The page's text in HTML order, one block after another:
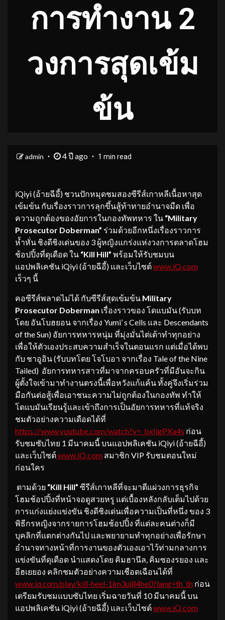
การทำงาน 2
วงการสุดเข้ม
ข้น
admin 4 ปี ago 1 min read
iQiyi (อ้ายฉีอี้) ชวนปักหมุดชมสองซีรีส์เกาหลีเนื้อหาสุด
เข้มข้น กับเรื่องราวการลุกขึ้นสู้ท้าทายอำนาจมืด เพื่อ
ความถูกต้องของอัยการในกองทัพทหาร ใน “Military
Prosecutor Doberman” ร่วมด้วยอีกหนึ่งเรื่องราวการ
ห้ำหั่น ชิงดีชิงเด่นของ 3 ผู้หญิงแกร่งแห่งวงการตลาดโฮม
ช้อปปิ้งที่ดุเดือด ใน “Kill Hill” พร้อมให้รับชมบน
แอปพลิเคชัน iQiyi (อ้ายฉีอี้) และเว็บไซต์www.iQ.com
เร็วๆ นี้
คอซีรีส์พลาดไม่ได้ กับซีรีส์สุดเข้มข้น Military
Prosecutor Doberman เรื่องราวของ โดแบมัน (รับบท
โดย อันโบฮยอน จากเรื่อง Yumi’ s Cells และ Descendants
of the Sun) อัยการทหารหนุ่ม ที่มุ่งมั่นไต่เต้าทำทุกอย่าง
เพื่อให้ตัวเองประสบความสำเร็จในตอนแรก แต่เมื่อได้พบ
กับ ชาอูอิน (รับบทโดย โจโบอา จากเรื่อง Tale of the Nine
Tailed) อัยการทหารสาวที่มาจากครอบครัวที่มีอันจะกิน
ผู้ตั้งใจเข้ามาทำงานตรงนี้เพื่อหวังแก้แค้น ทั้งคู่จึงเริ่มร่วม
มือกันต่อสู้เพื่อเอาชนะความไม่ถูกต้องในกองทัพ ทำให้
โดแบมันเรียนรู้และเข้าถึงการเป็นอัยการทหารที่แท้จริง
ชมตัวอย่างความเดือดได้ที่
https://www.youtube.com/watch?v=_bxIjgPXa4s ก่อน
รับชมซับไทย 1 มีนาคมนี้ บนแอปพลิเคชัน iQiyi (อ้ายฉีอี้)
และเว็บไซต์www.iQ.com สมาชิก VIP รับชมตอนใหม่
ก่อนใคร
ตามด้วย “Kill Hill” ซีรีส์เกาหลีที่จะมาตีแผ่วงการธุรกิจ
โฮมช้อปปิ้งที่หน้าจอดูสวยหรู แต่เบื้องหลังกลับเต็มไปด้วย
การแก่งแย่งแข่งขัน ชิงดีชิงเด่นเพื่อความเป็นที่หนึ่ง ของ 3
พิธีกรหญิงจากรายการโฮมช้อปปิ้ง ที่แต่ละคนต่างก็มี
บุคลิกที่แตกต่างกันไป และพยายามทำทุกอย่างเพื่อรักษา
อำนาจทางหน้าที่การงานของตัวเองเอาไว้ท่ามกลางการ
แข่งขันที่ดุเดือด นำแสดงโดย คิมฮานึล, คิมซองรยอง และ
อีฮเยยอง คลิกชมตัวอย่างความเชือดเฉือนได้ที่
www.iq.com/play/kill-heel-1lm3uj84he0?lang=th_th ก่อน
เตรียมรับชมแบบซับไทย เริ่มฉายวันที่ 10 มีนาคมนี้ บน
แอปพลิเคชัน iQiyi (อ้ายฉีอี้) และเว็บไซต์www.iQ.com